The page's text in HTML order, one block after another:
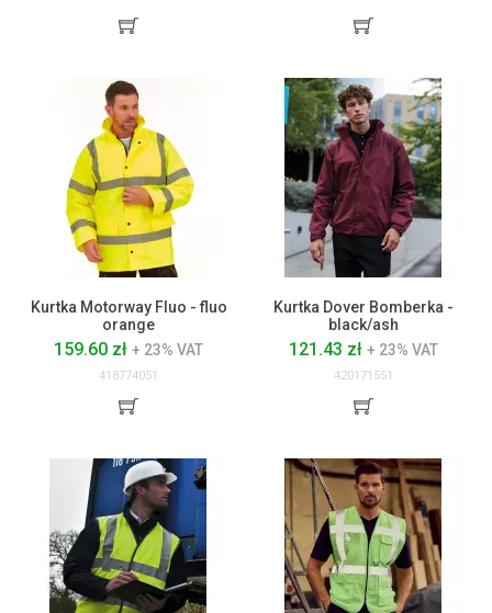
Kurtka Motorway Fluo - fluo
orange
159.60 zł + 23% VAT
418774051
Kurtka Dover Bomberka -
black/ash
121.43 zł + 23% VAT
420171551